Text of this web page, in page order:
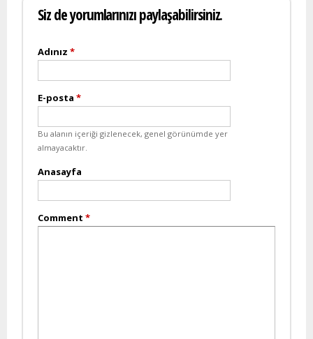
Siz de yorumlarınızı paylaşabilirsiniz.
Adınız *
E-posta *
Bu alanın içeriği gizlenecek, genel görünümde yer
almayacaktır.
Anasayfa
Comment *